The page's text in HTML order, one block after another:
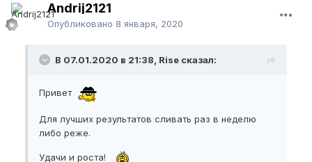
Andrij2121
Опубликовано 8 января, 2020
В 07.01.2020 в 21:38, Rise сказал:
Привет
Для лучших результатов сливать раз в неделю
либо реже.
Удачи и роста!